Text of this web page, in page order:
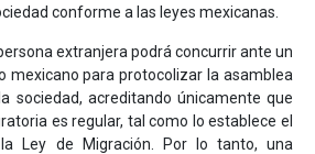
conforme a las leyes mexicanas.
extranjera podrá concurrir ante un
mexicano para protocolizar la asamblea
sociedad, acreditando únicamente que
es regular, tal como lo establece el
Ley de Migración. Por lo tanto, una